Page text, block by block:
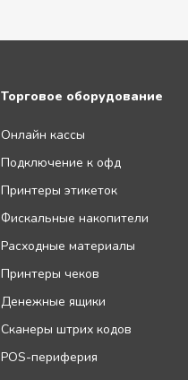
Торговое оборудование
Онлайн кассы
Подключение к офд
Принтеры этикеток
Фискальные накопители
Расходные материалы
Принтеры чеков
Денежные ящики
Сканеры штрих кодов
POS-периферия